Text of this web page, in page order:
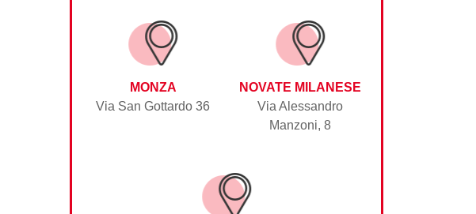
MONZA
Via San Gottardo 36
NOVATE MILANESE
Via Alessandro
Manzoni, 8